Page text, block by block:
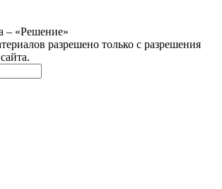
– «Решение»
разрешено только с разрешения